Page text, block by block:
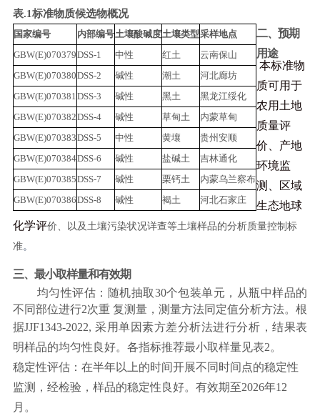
表.1标准物质候选物概况
国家编号 内部编号土壤酸碱度土壤类型采样地点
GBW(E)070379DSS-1 中性 红土
云南保山
GBW(E)070380DSS-2 碱性 潮土
河北廊坊
GBW(E)070381 DSS-3 碱性 黑土
黑龙江绥化
GBW(E)070382DSS-4 碱性 草甸土
内蒙草甸
GBW(E)070383DSS-5 中性 黄壤
贵州安顺
GBW(E)070384DSS-6 碱性 盐碱土
吉林通化
GBW(E)070385DSS-7 碱性 栗钙土
内蒙乌兰察布
GBW(E)070386DSS-8 碱性 褐土 河北石家庄
二、预期
用途
本标准物
质可用于
农用土地
质量评
价、产地
环境监
测、区域
生态地球
化学评价、以及土壤污染状况详查等土壤样品的分析质量控制标
准。
三、最小取样量和有效期
均匀性评估：随机抽取30个包装单元，从瓶中样品的
不同部位进行2次重 复测量，测量方法同定值分析方法。根
据JJF1343-2022, 采用单因素方差分析法进行分析，结果表
明样品的均匀性良好。各指标推荐最小取样量见表2。
稳定性评估：在半年以上的时间开展不同时间点的稳定性
监测，经检验，样品的稳定性良好。有效期至2026年12
月。